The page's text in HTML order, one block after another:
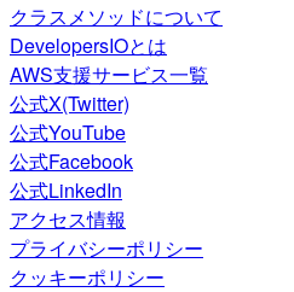
クラスメソッドについて
DevelopersIOとは
AWS支援サービス一覧
公式X(Twitter)
公式YouTube
公式Facebook
公式LinkedIn
アクセス情報
プライバシーポリシー
クッキーポリシー